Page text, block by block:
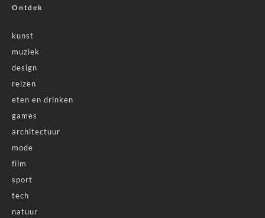
Ontdek
kunst
muziek
design
reizen
eten en drinken
games
architectuur
mode
film
sport
tech
natuur